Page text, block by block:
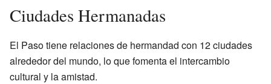
Ciudades Hermanadas
El Paso tiene relaciones de hermandad con 12 ciudades
alrededor del mundo, lo que fomenta el intercambio
cultural y la amistad.